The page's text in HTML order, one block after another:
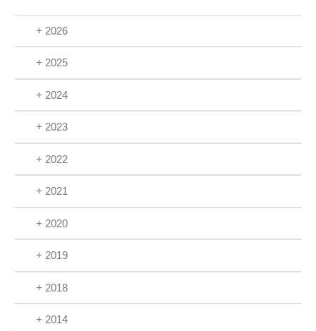
+ 2026
+ 2025
+ 2024
+ 2023
+ 2022
+ 2021
+ 2020
+ 2019
+ 2018
+ 2014